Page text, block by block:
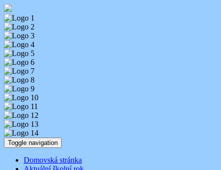
Skip
to
content
Aktuality ze školy
Základní škola Benešov, Dukelská 1818
Toggle navigation
Domovská stránka